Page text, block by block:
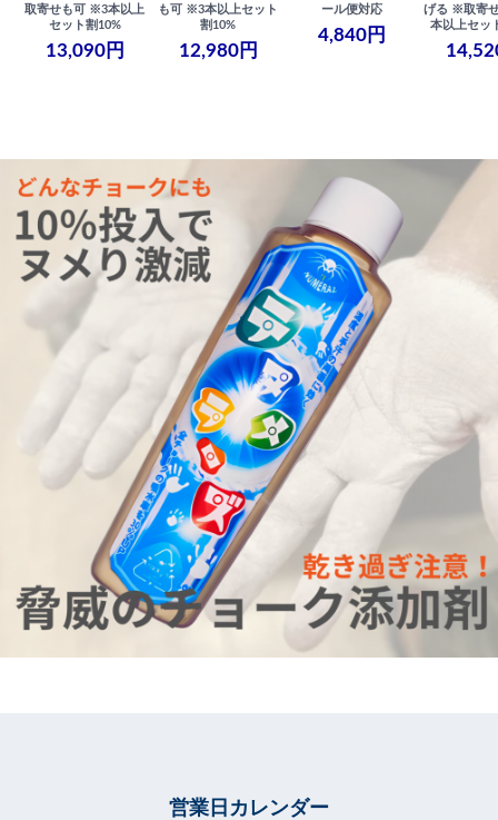
取寄せも可 ※3本以上
セット割10%
13,090円
も可 ※3本以上セット
割10%
12,980円
ール便対応
4,840円
げる ※取寄
本以上セッ
営業日カレンダー